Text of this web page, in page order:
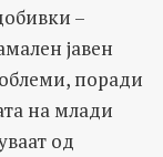
–
јавен
поради
на млади
од